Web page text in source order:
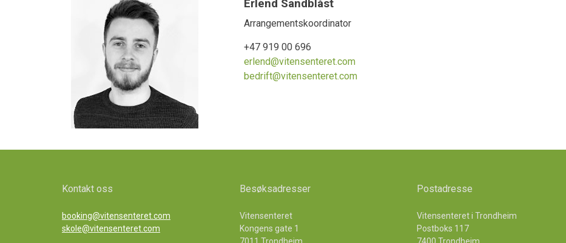
Erlend Sandblåst
Arrangementskoordinator
+47 919 00 696
erlend@vitensenteret.com
bedrift@vitensenteret.com
Kontakt oss
booking@vitensenteret.com
skole@vitensenteret.com
Besøksadresser
Vitensenteret
Kongens gate 1
7011 Trondheim
Postadresse
Vitensenteret i Trondheim
Postboks 117
7400 Trondheim